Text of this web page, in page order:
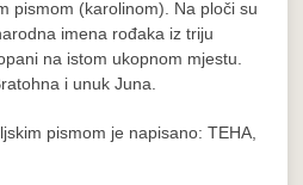
pismom (karolinom). Na ploči su
imena rođaka iz triju
na istom ukopnom mjestu.
i unuk Juna.
pismom je napisano: TEHA,